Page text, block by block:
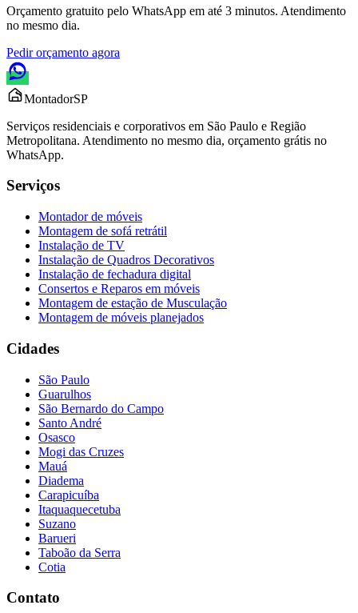
Orçamento gratuito pelo WhatsApp em até 3 minutos. Atendimento
no mesmo dia.
Pedir orçamento agora
MontadorSP
Serviços residenciais e corporativos em São Paulo e Região
Metropolitana. Atendimento no mesmo dia, orçamento grátis no
WhatsApp.
Serviços
Montador de móveis
Montagem de sofá retrátil
Instalação de TV
Instalação de Quadros Decorativos
Instalação de fechadura digital
Consertos e Reparos em móveis
Montagem de estação de Musculação
Montagem de móveis planejados
Cidades
São Paulo
Guarulhos
São Bernardo do Campo
Santo André
Osasco
Mogi das Cruzes
Mauá
Diadema
Carapicuíba
Itaquaquecetuba
Suzano
Barueri
Taboão da Serra
Cotia
Contato